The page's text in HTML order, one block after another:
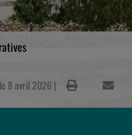
8 avril 2026 |